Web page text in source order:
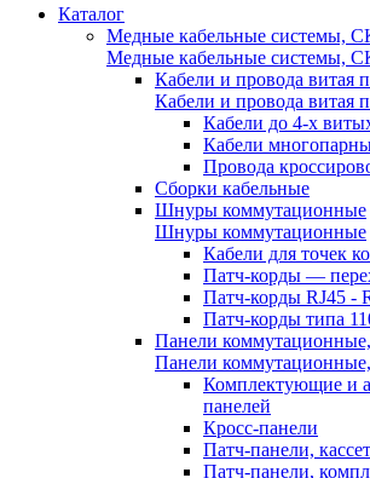
Каталог
Медные кабельные системы,
Медные кабельные системы,
Кабели и провода витая
Кабели и провода витая
Кабели до 4-х
Кабели
Провода
Сборки кабельные
Шнуры коммутационные
Шнуры коммутационные
Кабели для точек
Патч-корды —
Патч-корды RJ45 -
Патч-корды типа
Панели
Панели
Комплектующие и
панелей
Кросс-панели
Патч-панели,
Патч-панели,